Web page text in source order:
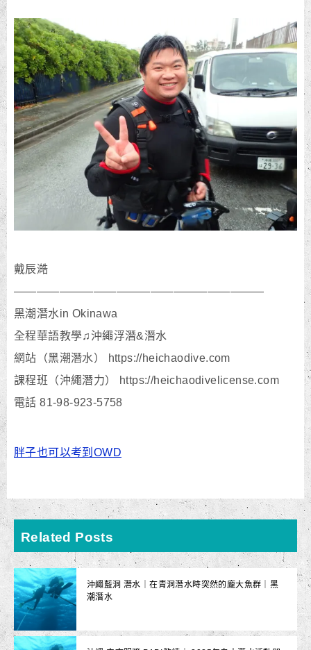
戴辰澔
——————————————————————
黑潮潛水in Okinawa
全程華語教學♫沖繩浮潛&潛水
網站（黑潮潛水） https://heichaodive.com
課程班（沖繩潛力） https://heichaodivelicense.com
電話 81-98-923-5758
胖子也可以考到OWD
Related Posts
沖繩藍洞 潛水｜在青洞潛水時突然的龐大魚群｜黑
潮潛水